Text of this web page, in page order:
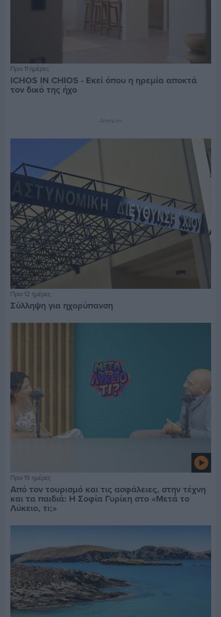
Πριν 11 ημέρες
ICHOS IN CHIOS - Εκεί όπου η ηρεμία αποκτά
τον δικό της ήχο
Διαφήμιση
Πριν 12 ημέρες
Σύλληψη για ηχορύπανση
Πριν 15 ημέρες
Από τον τουρισμό και τις ασφάλειες, στην τέχνη
και τα παιδιά: Η Σοφία Γυρίκη στο «Μετά το
Λύκειο, τι;»